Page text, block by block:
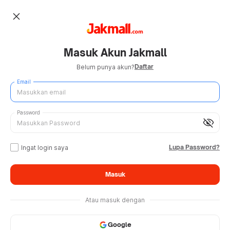
close
Masuk Akun Jakmall
Belum punya akun?Daftar
Email
visibility_off
Password
Ingat login saya Lupa Password?
Masuk
Atau masuk dengan
Google